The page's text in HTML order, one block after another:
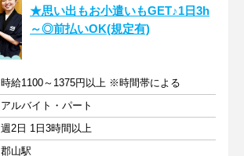
★思い出もお小遣いもGET♪1日3h
～◎前払いOK(規定有)
時給1100～1375円以上 ※時間帯による
アルバイト・パート
週2日 1日3時間以上
郡山駅